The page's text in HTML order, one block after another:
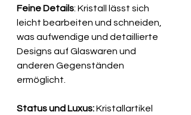
Feine Details: Kristall lässt sich
leicht bearbeiten und schneiden,
was aufwendige und detaillierte
Designs auf Glaswaren und
anderen Gegenständen
ermöglicht.
Status und Luxus: Kristallartikel